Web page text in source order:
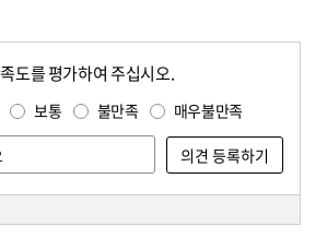
도를 평가하여 주십시오.
보통 불만족 매우불만족